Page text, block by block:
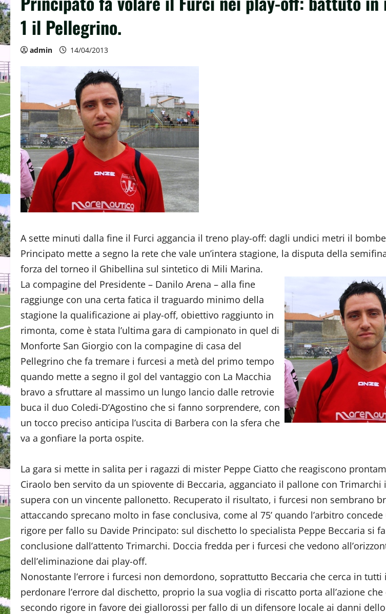
1 il Pellegrino.
admin 14/04/2013
A sette minuti dalla fine il Furci aggancia il treno play-off: dagli undici metri il
Principato mette a segno la rete che vale un’intera stagione, la disputa della
forza del torneo il Ghibellina sul sintetico di Mili Marina.
La compagine del Presidente – Danilo Arena – alla fine
raggiunge con una certa fatica il traguardo minimo della
stagione la qualificazione ai play-off, obiettivo raggiunto in
rimonta, come è stata l’ultima gara di campionato in quel di
Monforte San Giorgio con la compagine di casa del
Pellegrino che fa tremare i furcesi a metà del primo tempo
quando mette a segno il gol del vantaggio con La Macchia
bravo a sfruttare al massimo un lungo lancio dalle retrovie
buca il duo Coledi-D’Agostino che si fanno sorprendere, con
un tocco preciso anticipa l’uscita di Barbera con la sfera che
va a gonfiare la porta ospite.
La gara si mette in salita per i ragazzi di mister Peppe Ciatto che reagiscono
Ciraolo ben servito da un spiovente di Beccaria, agganciato il pallone con Trimarchi
supera con un vincente pallonetto. Recuperato il risultato, i furcesi non sembrano
attaccando sprecano molto in fase conclusiva, come al 75’ quando l’arbitro
rigore per fallo su Davide Principato: sul dischetto lo specialista Peppe Beccaria si
conclusione dall’attento Trimarchi. Doccia fredda per i furcesi che vedono
dell’eliminazione dai play-off.
Nonostante l’errore i furcesi non demordono, soprattutto Beccaria che cerca in
perdonare l’errore dal dischetto, proprio la sua voglia di riscatto porta all’azione
secondo rigore in favore dei giallorossi per fallo di un difensore locale ai danni